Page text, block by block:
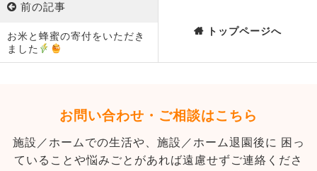
前の記事
お米と蜂蜜の寄付をいただき
ました
トップページへ
お問い合わせ・ご相談はこちら
施設／ホームでの生活や、施設／ホーム退園後に 困っ
ていることや悩みごとがあれば遠慮せずご連絡くださ